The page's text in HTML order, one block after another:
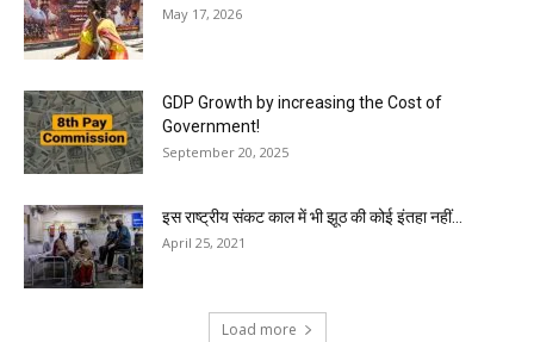
May 17, 2026
GDP Growth by increasing the Cost of
Government!
September 20, 2025
इस राष्ट्रीय संकट काल में भी झूठ की कोई इंतहा नहीं...
April 25, 2021
Load more